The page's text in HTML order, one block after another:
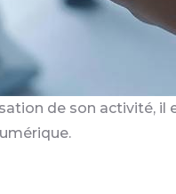
de son activité,